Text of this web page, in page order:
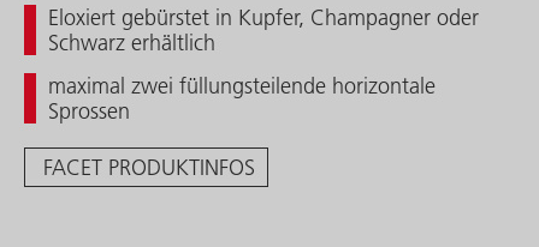
Eloxiert gebürstet in Kupfer, Champagner oder
Schwarz erhältlich
maximal zwei füllungsteilende horizontale
Sprossen
FACET PRODUKTINFOS